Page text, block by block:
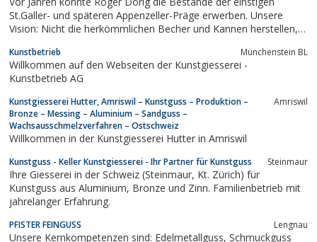
St.Galler- und späteren Appenzeller-Präge erwerben. Unsere
Vision: Nicht die herkömmlichen Becher und Kannen herstellen,
Formen oder neu hergestelllten Silikonformen giessen wir heute
Gegenstände wie Fonduegabeln,...
Kunstbetrieb Münchenstein BL
Willkommen auf den Webseiten der Kunstgiesserei -
Kunstbetrieb AG
Kunstgiesserei Hutter, Amriswil – Kunstguss – Produktion –
Bronze – Messing – Aluminium – Sandguss –
Wachsausschmelzverfahren – Ostschweiz
Amriswil
Willkommen in der Kunstgiesserei Hutter in Amriswil
Kunstguss - Keller Kunstgiesserei - Ihr Partner für Kunstguss Steinmaur
Ihre Giesserei in der Schweiz (Steinmaur, Kt. Zürich) für
Kunstguss aus Aluminium, Bronze und Zinn. Familienbetrieb mit
jahrelanger Erfahrung.
PFISTER FEINGUSS Lengnau
Unsere Kernkompetenzen sind: Edelmetallguss, Schmuckguss